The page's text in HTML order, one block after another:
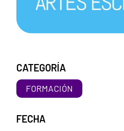
CATEGORÍA
FORMACIÓN
FECHA